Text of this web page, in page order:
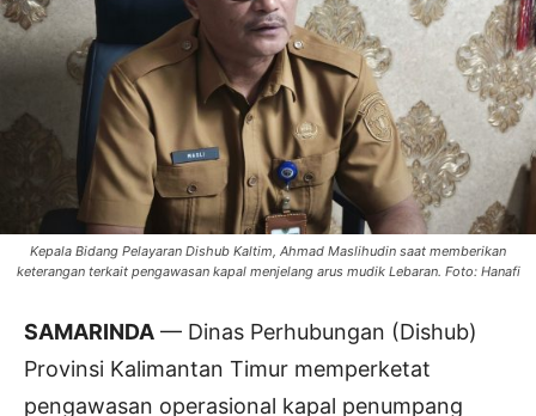
Kepala Bidang Pelayaran Dishub Kaltim, Ahmad Maslihudin saat memberikan
keterangan terkait pengawasan kapal menjelang arus mudik Lebaran. Foto: Hanafi
SAMARINDA — Dinas Perhubungan (Dishub)
Provinsi Kalimantan Timur memperketat
pengawasan operasional kapal penumpang